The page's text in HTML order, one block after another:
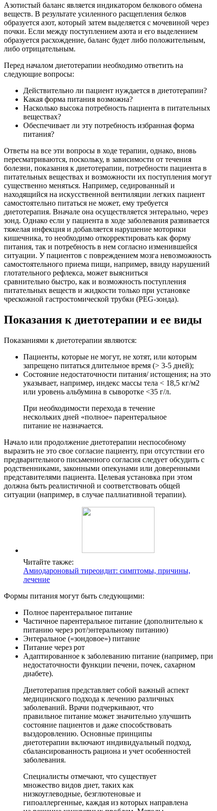
Азотистый баланс является индикатором белкового обмена
веществ. В результате усиленного расщепления белков
образуется азот, который затем выделяется с мочевиной через
почки. Если между поступлением азота и его выделением
образуется расхождение, баланс будет либо положительным,
либо отрицательным.
Перед началом диетотерапии необходимо ответить на
следующие вопросы:
Действительно ли пациент нуждается в диетотерапии?
Какая форма питания возможна?
Насколько высока потребность пациента в питательных
веществах?
Обеспечивает ли эту потребность избранная форма
питания?
Ответы на все эти вопросы в ходе терапии, однако, вновь
пересматриваются, поскольку, в зависимости от течения
болезни, показания к диетотерапии, потребности пациента в
питательных веществах и возможности их поступления могут
существенно меняться. Например, седированный и
находящийся на искусственной вентиляции легких пациент
самостоятельно питаться не может, ему требуется
диетотерапия. Вначале она осуществляется энтерально, через
зонд. Однако если у пациента в ходе заболевания развивается
тяжелая инфекция и добавляется нарушение моторики
кишечника, то необходимо откорректировать как форму
питания, так и потребность в нем согласно изменившейся
ситуации. У пациентов с повреждением мозга невозможность
самостоятельного приема пищи, например, ввиду нарушений
глотательного рефлекса, может выясниться
сравнительно быстро, как и возможность поступления
питательных веществ и жидкости только при установке
чрескожной гастростомической трубки (PEG-зонда).
Показания к диетотерапии и ее виды
Показаниями к диетотерапии являются:
Пациенты, которые не могут, не хотят, или которым
запрещено питаться длительное время (> 3-5 дней);
Состояние недостаточности питания/ истощения; на это
указывает, например, индекс массы тела < 18,5 кг/м2
или уровень альбумина в сыворотке <35 г/л.
При необходимости перехода в течение
нескольких дней «полное» парентеральное
питание не назначается.
Начало или продолжение диетотерапии неспособному
выразить не это свое согласие пациенту, при отсутствии его
предварительного письменного согласия следует обсудить с
родственниками, законными опекунами или доверенными
представителями пациента. Целевая установка при этом
должна быть реалистичной и соответствовать общей
ситуации (например, в случае паллиативной терапии).
Читайте также:
Амиодароновый тиреоидит: симптомы, причины,
лечение
Формы питания могут быть следующими:
Полное парентеральное питание
Частичное парентеральное питание (дополнительно к
питанию через рот/энтеральному питанию)
Энтеральное («зондовое») питание
Питание через рот
Адаптированное к заболеванию питание (например, при
недостаточности функции печени, почек, сахарном
диабете).
Диетотерапия представляет собой важный аспект
медицинского подхода к лечению различных
заболеваний. Врачи подчеркивают, что
правильное питание может значительно улучшить
состояние пациентов и даже способствовать
выздоровлению. Основные принципы
диетотерапии включают индивидуальный подход,
сбалансированность рациона и учет особенностей
заболевания.
Специалисты отмечают, что существует
множество видов диет, таких как
низкоуглеводные, безглютеновые и
гипоаллергенные, каждая из которых направлена